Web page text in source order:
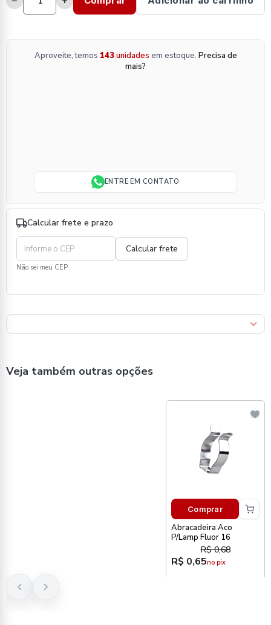
Aproveite, temos 143unidades em estoque. Precisa de
mais?
ENTRE EM CONTATO
Calcular frete e prazo
Não sei meu CEP
Veja também outras opções
Comprar
Abracadeira Aco
P/Lamp Fluor 16
R$ 0,68
R$ 0,65no pix